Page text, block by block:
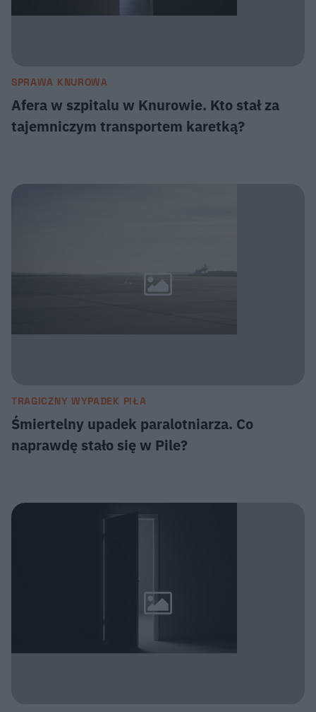
SPRAWA KNUROWA
Afera w szpitalu w Knurowie. Kto stał za
tajemniczym transportem karetką?
TRAGICZNY WYPADEK PIŁA
Śmiertelny upadek paralotniarza. Co
naprawdę stało się w Pile?